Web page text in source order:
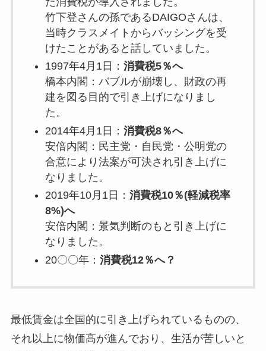
竹下登さんの孫であるDAIGOさんは、
当時クラスメイトからバッシングを受
けたことがあると話していました。
1997年4月1日： 消費税5％へ
橋本内閣：バブルが崩壊し、財政の再
建を図る目的で引き上げになりまし
た。
2014年4月1日： 消費税8％へ
安倍内閣：民主党・自民党・公明党の
合意により法案が可決され引き上げに
なりました。
2019年10月1日： 消費税10％(軽減税率
8%)へ
安倍内閣：景気判断のもと引き上げに
なりました。
20〇〇年： 消費税12％へ？
最低賃金は全国的に引き上げられているものの、
それ以上に物価高が進んでおり、生活が苦しいと